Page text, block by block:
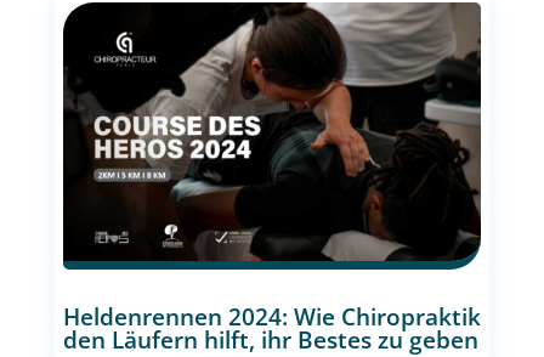
Heldenrennen 2024: Wie Chiropraktik
den Läufern hilft, ihr Bestes zu geben